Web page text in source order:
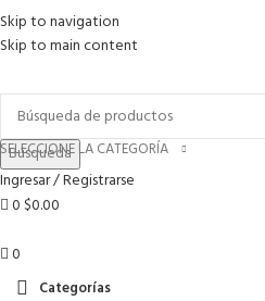
Skip to navigation
Skip to main content
Envío gratis para pedidos arriba de
SELECCIONE LA CATEGORÍA
Búsqueda
Ingresar / Registrarse
0 $0.00
0
Categorías